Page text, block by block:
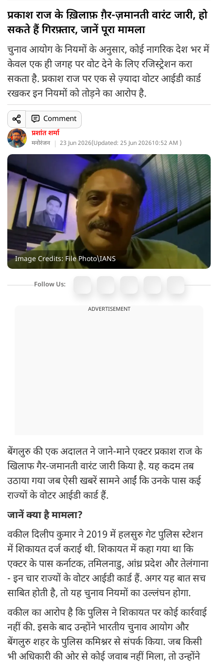
प्रकाश राज के ख़िलाफ़ ग़ैर-ज़मानती वारंट जारी, हो
सकते हैं गिरफ़्तार, जानें पूरा मामला
चुनाव आयोग के नियमों के अनुसार, कोई नागरिक देश भर में
केवल एक ही जगह पर वोट देने के लिए रजिस्ट्रेशन करा
सकता है. प्रकाश राज पर एक से ज़्यादा वोटर आईडी कार्ड
रखकर इन नियमों को तोड़ने का आरोप है.
प्रशांत शर्मा
मनोरंजन 23 Jun 2026(Updated: 25 Jun 202610:52 AM )
Comment
Image Credits: File Photo\IANS
Follow Us:
ADVERTISEMENT
बेंगलुरु की एक अदालत ने जाने-माने एक्टर प्रकाश राज के
खिलाफ गैर-जमानती वारंट जारी किया है. यह कदम तब
उठाया गया जब ऐसी खबरें सामने आईं कि उनके पास कई
राज्यों के वोटर आईडी कार्ड हैं.
जानें क्या है मामला?
वकील दिलीप कुमार ने 2019 में हलसुरु गेट पुलिस स्टेशन
में शिकायत दर्ज कराई थी. शिकायत में कहा गया था कि
एक्टर के पास कर्नाटक, तमिलनाडु, आंध्र प्रदेश और तेलंगाना
- इन चार राज्यों के वोटर आईडी कार्ड हैं. अगर यह बात सच
साबित होती है, तो यह चुनाव नियमों का उल्लंघन होगा.
वकील का आरोप है कि पुलिस ने शिकायत पर कोई कार्रवाई
नहीं की. इसके बाद उन्होंने भारतीय चुनाव आयोग और
बेंगलुरु शहर के पुलिस कमिश्नर से संपर्क किया. जब किसी
भी अधिकारी की ओर से कोई जवाब नहीं मिला, तो उन्होंने